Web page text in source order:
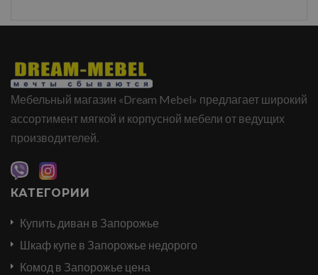
Мебельный магазин «Dream Mebel» предлагает широкий
ассортимент мягкой и корпусной мебели от ведущих
производителей.
КАТЕГОРИИ
Купить диван в Запорожье
Шкаф купе в Запорожье недорого
Комод в Запорожье цена